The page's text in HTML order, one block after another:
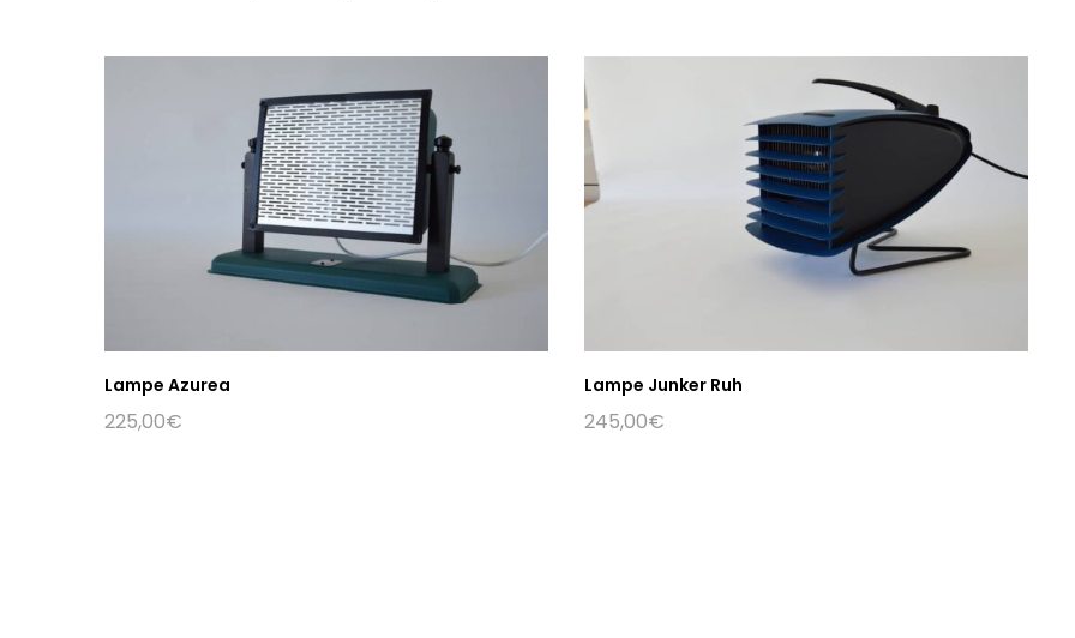
Lampe Azurea
225,00€
Lampe Junker Ruh
245,00€